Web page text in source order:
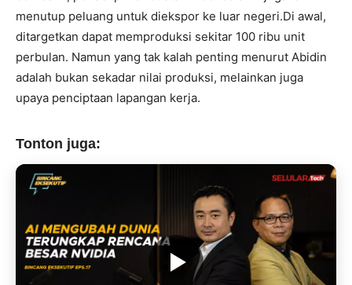
menutup peluang untuk diekspor ke luar negeri.Di awal,
ditargetkan dapat memproduksi sekitar 100 ribu unit
perbulan. Namun yang tak kalah penting menurut Abidin
adalah bukan sekadar nilai produksi, melainkan juga
upaya penciptaan lapangan kerja.
Tonton juga: